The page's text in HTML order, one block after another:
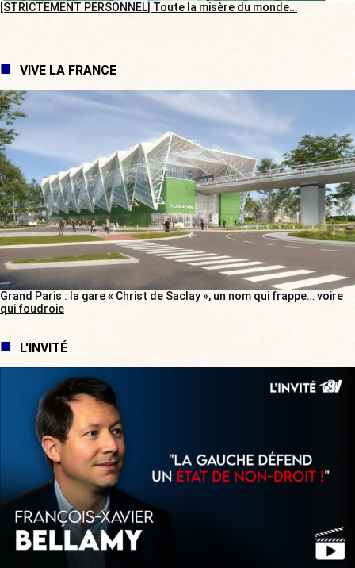
[STRICTEMENT PERSONNEL] Toute la misère du monde…
VIVE LA FRANCE
Grand Paris : la gare « Christ de Saclay », un nom qui frappe… voire
qui foudroie
L'INVITÉ